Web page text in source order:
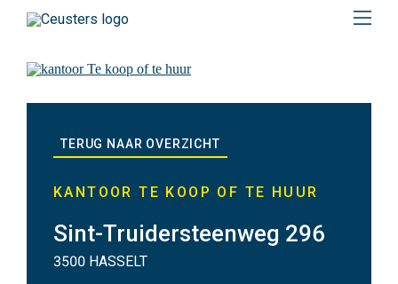
Kantoor
koop
huur
TERUG NAAR OVERZICHT
KANTOOR TE KOOP OF TE HUUR
Sint-Truidersteenweg 296
3500 HASSELT